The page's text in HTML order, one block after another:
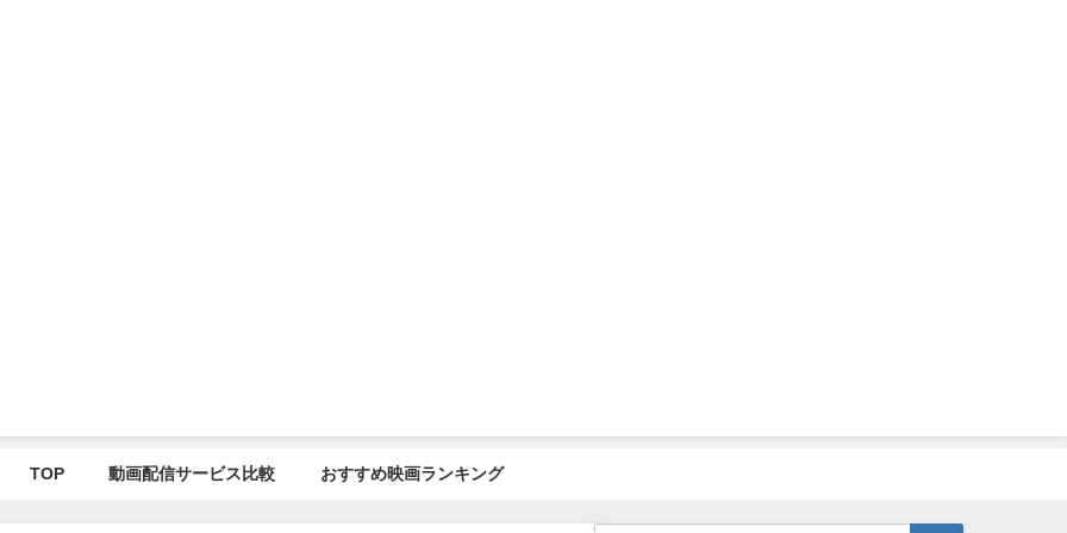
TOP 動画配信サービス比較 おすすめ映画ランキング